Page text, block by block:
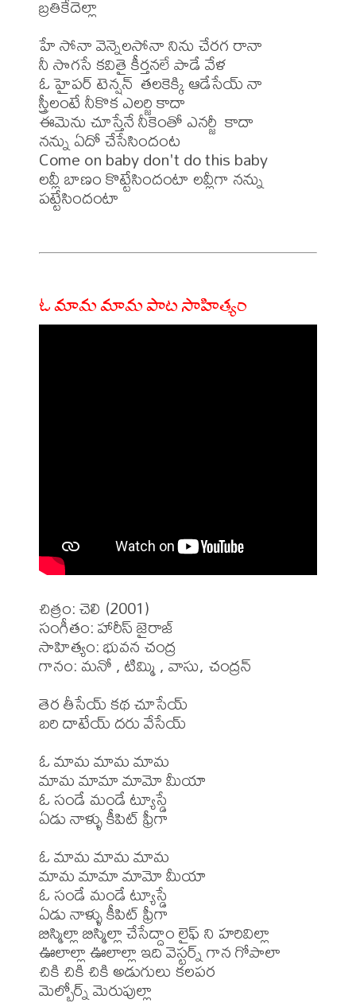
బ్రతికేదెల్లా
హే సోనా వెన్నెలసోనా నిను చేరగ రానా
నీ సొగసే కవితై కీర్తనలే పాడే వేళ
ఓ హైపర్ టెన్షన్  తలకెక్కి ఆడేసేయ్ నా
స్త్రీలంటే నీకొక ఎలర్జి కాదా
ఈమెను చూస్తేనే నీకెంతో ఎనర్జీ  కాదా
నన్ను ఏదో చేసేసిందంట
Come on baby don't do this baby
లవ్లీ బాణం కొట్టేసిందంటా లవ్లీగా నన్ను
పట్టేసిందంటా
ఓ మామ మామ పాట సాహిత్యం
చిత్రం: చెలి (2001)
సంగీతం: హారీస్ జైరాజ్
సాహిత్యం: భువన చంద్ర
గానం: మనో , టిమ్మి , వాసు, చంద్రన్
తెర తీసేయ్ కథ చూసేయ్
బరి దాటేయ్ దరు వేసేయ్
ఓ మామ మామ మామ
మామ మామా మామో మీయా
ఓ సండే మండే ట్యూస్డే
ఏడు నాళ్ళు కీపిట్ ఫ్రీగా
ఓ మామ మామ మామ
మామ మామా మామో మీయా
ఓ సండే మండే ట్యూస్డే
ఏడు నాళ్ళు కీపిట్ ఫ్రీగా
బిస్మిల్లా బిస్మిల్లా చేసేద్దాం లైఫ్ ని హరివిల్లా
ఊలాల్లా ఊలాల్లా ఇది వెస్టర్న్ గాన గోపాలా
చికి చికి చికి అడుగులు కలపర
మెల్బోర్న్ మెరుపుల్లా